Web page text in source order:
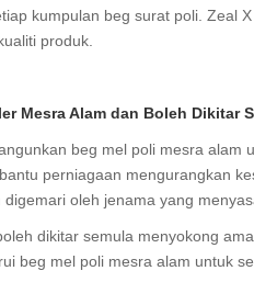
kumpulan beg surat poli. Zeal
produk.
Mesra Alam dan Boleh Dikitar
beg mel poli mesra alam
perniagaan mengurangkan
oleh jenama yang
dikitar semula menyokong
beg mel poli mesra alam untuk